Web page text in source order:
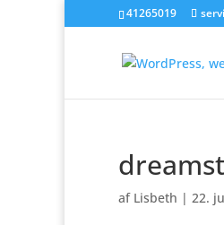
41265019
af Lisbeth | 22.